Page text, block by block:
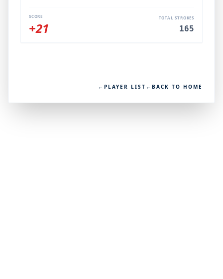
SCORE
+21
TOTAL STROKES
165
← PLAYER LIST ← BACK TO HOME